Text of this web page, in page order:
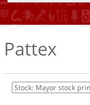
Pattex